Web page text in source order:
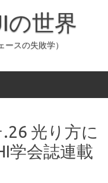
の世界
ースの失敗学）
光り方に
学会誌連載